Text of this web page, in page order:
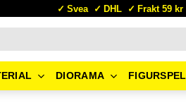
Svea DHL Frakt 59 kr
DIORAMA FIGURSPEL